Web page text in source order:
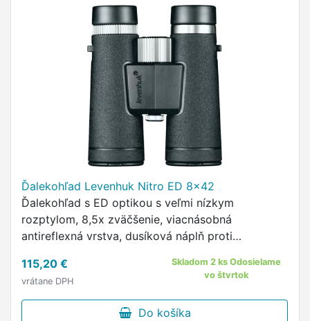
Ďalekohľad Levenhuk Nitro ED 8x42
Ďalekohľad s ED optikou s veľmi nízkym
rozptylom, 8,5x zväčšenie, viacnásobná
antireflexná vrstva, dusíková náplň proti
pogumovanie pre pevný úchop, možnosť
uchytenia na …
115,20 €
vrátane DPH
Skladom 2 ks Odosielame
vo štvrtok
Do košíka